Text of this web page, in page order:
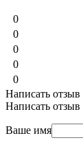
0
0
0
0
0
Написать отзыв
Написать отзыв
Ваше имя